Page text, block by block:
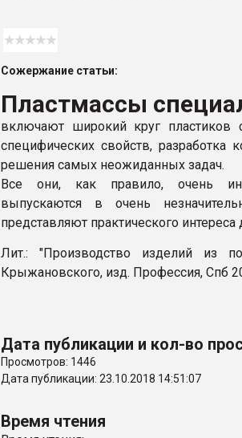
Сожержание статьи:
Пластмассы
включают широкий круг пластиков
специфических свойств, разработка
решения самых неожиданных задач.
Все они, как правило, очень
выпускаются в очень
представляют практического
Лит.: "Производство изделий из
Крыжановского, изд. Профессия, Спб
Дата публикации и кол-во
Просмотров: 1446
Дата публикации: 23.10.2018 14:51:07
Время чтения